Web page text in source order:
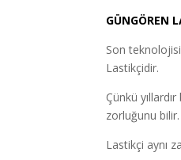
GÜNGÖREN
Son
Lastikçidir.
Çünkü
zorluğunu bilir.
Lastikçi aynı